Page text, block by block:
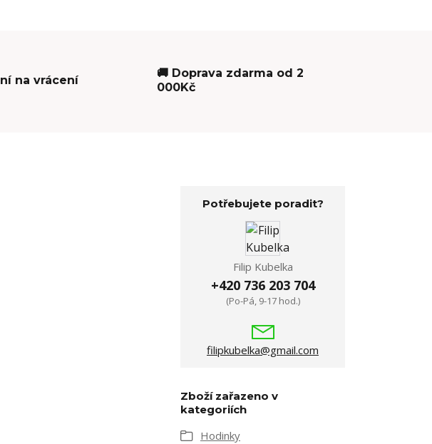
na vrácení
🚚 Doprava zdarma od 2
000Kč
Potřebujete poradit?
Filip Kubelka
+420 736 203 704
(Po-Pá, 9-17 hod.)
filipkubelka@gmail.com
Zboží zařazeno v
kategoriích
Hodinky